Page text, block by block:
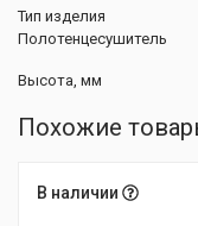
Тип изделия
Полотенцесушитель
Высота, мм
Похожие
В наличии